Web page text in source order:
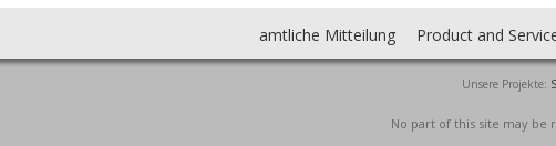
amtliche Mitteilung Product and
Unsere Projekte:
No part of this site may be